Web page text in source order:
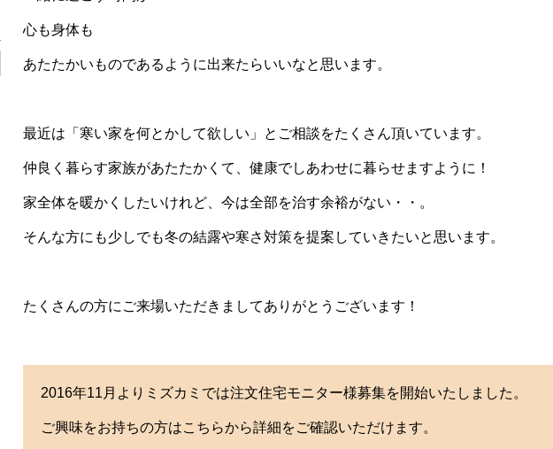
心も身体も
あたたかいものであるように出来たらいいなと思います。
最近は「寒い家を何とかして欲しい」とご相談をたくさん頂いています。
仲良く暮らす家族があたたかくて、健康でしあわせに暮らせますように！
家全体を暖かくしたいけれど、今は全部を治す余裕がない・・。
そんな方にも少しでも冬の結露や寒さ対策を提案していきたいと思います。
たくさんの方にご来場いただきましてありがとうございます！
2016年11月よりミズカミでは注文住宅モニター様募集を開始いたしました。
ご興味をお持ちの方はこちらから詳細をご確認いただけます。